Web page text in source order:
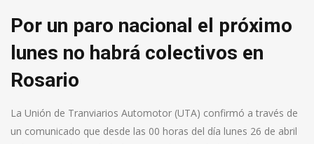
Por un paro nacional el próximo
lunes no habrá colectivos en
Rosario
La Unión de Tranviarios Automotor (UTA) confirmó a través de
un comunicado que desde las 00 horas del día lunes 26 de abril